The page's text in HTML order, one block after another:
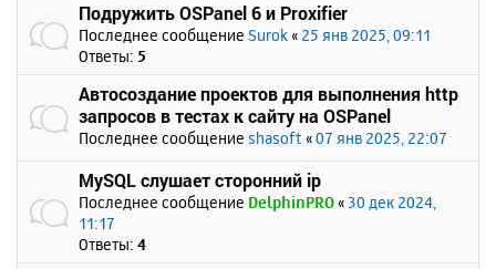
Подружить OSPanel 6 и Proxifier
Последнее сообщение Surok « 25 янв 2025, 09:11
Ответы: 5
Автосоздание проектов для выполнения http
запросов в тестах к сайту на OSPanel
Последнее сообщение shasoft «07 янв 2025, 22:07
MySQL слушает сторонний ip
Последнее сообщение DelphinPRO « 30 дек 2024,
11:17
Ответы: 4